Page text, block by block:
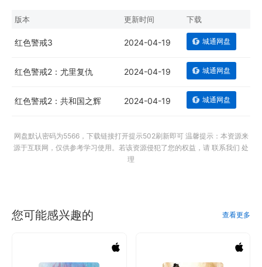
版本 更新时间 下载
红色警戒3 2024-04-19 城通网盘
红色警戒2：尤里复仇 2024-04-19 城通网盘
红色警戒2：共和国之辉 2024-04-19 城通网盘
网盘默认密码为5566，下载链接打开提示502刷新即可 温馨提示：本资源来
源于互联网，仅供参考学习使用。若该资源侵犯了您的权益，请 联系我们 处
理
您可能感兴趣的 查看更多